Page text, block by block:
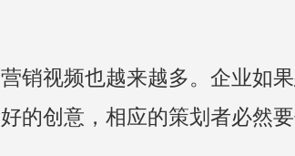
销视频也越来越多。企业如
的创意，相应的策划者必然